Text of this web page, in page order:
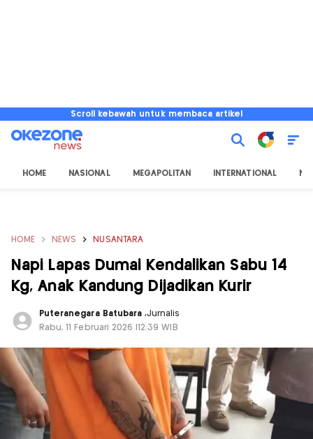
Scroll kebawah untuk membaca artikel
HOME NASIONAL MEGAPOLITAN INTERNATIONAL
HOME NEWS NUSANTARA
Napi Lapas Dumai Kendalikan Sabu 14
Kg, Anak Kandung Dijadikan Kurir
Puteranegara Batubara,Jurnalis
Rabu, 11 Februari 2026 |12:39 WIB